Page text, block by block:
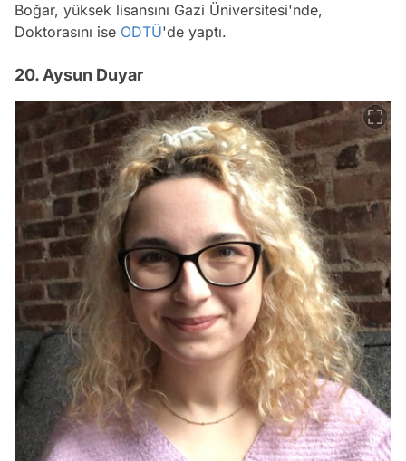
Boğar, yüksek lisansını Gazi Üniversitesi'nde,
Doktorasını ise ODTÜ'de yaptı.
20. Aysun Duyar